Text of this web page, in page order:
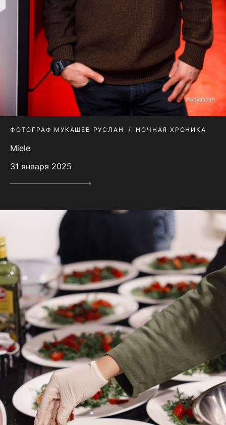
ФОТОГРАФ МУКАШЕВ РУСЛАН НОЧНАЯ ХРОНИКА
Miele
31 января 2025